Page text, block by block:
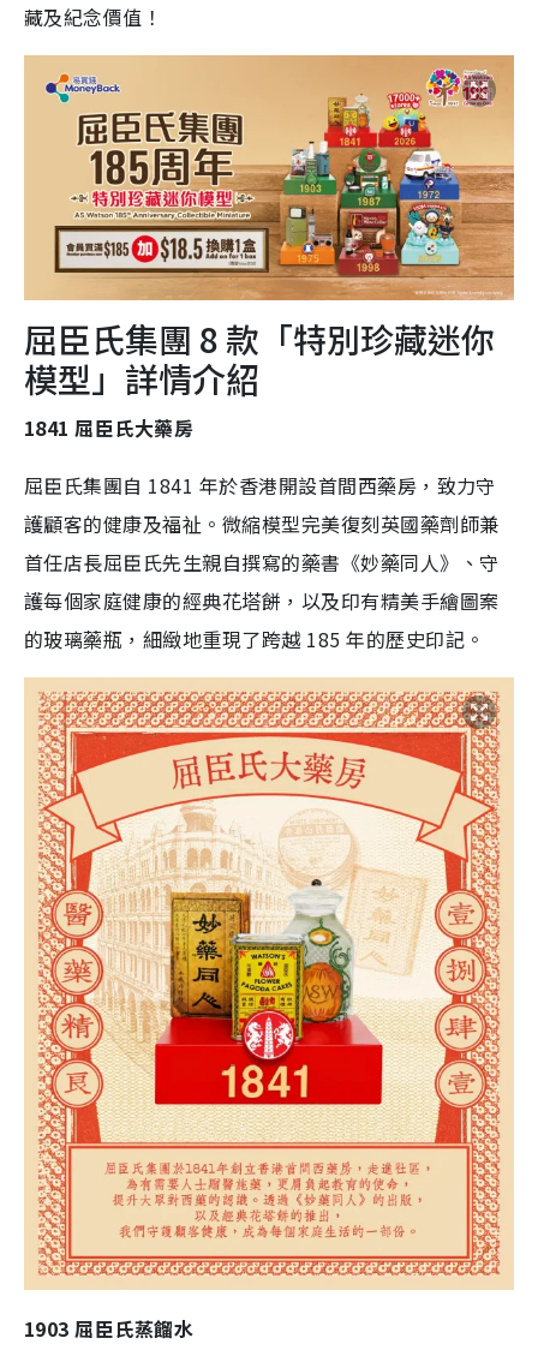
藏及紀念價值！
屈臣氏集團 8 款「特別珍藏迷你
模型」詳情介紹
1841 屈臣氏大藥房
屈臣氏集團自 1841 年於香港開設首間西藥房，致力守
護顧客的健康及福祉。微縮模型完美復刻英國藥劑師兼
首任店長屈臣氏先生親自撰寫的藥書《妙藥同人》、守
護每個家庭健康的經典花塔餅，以及印有精美手繪圖案
的玻璃藥瓶，細緻地重現了跨越 185 年的歷史印記。
1903 屈臣氏蒸餾水